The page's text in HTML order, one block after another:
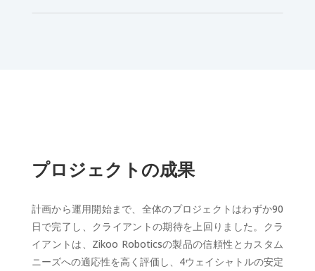
プロジェクトの成果
計画から運用開始まで、全体のプロジェクトはわずか90
日で完了し、クライアントの期待を上回りました。クラ
イアントは、Zikoo Roboticsの製品の信頼性とカスタム
ニーズへの適応性を高く評価し、4ウェイシャトルの安定